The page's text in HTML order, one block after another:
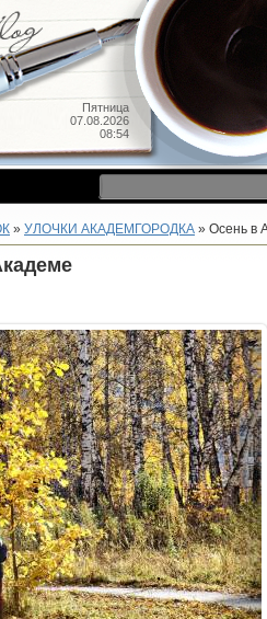
Пятница
07.08.2026
08:54
» УЛОЧКИ АКАДЕМГОРОДКА » Осень в